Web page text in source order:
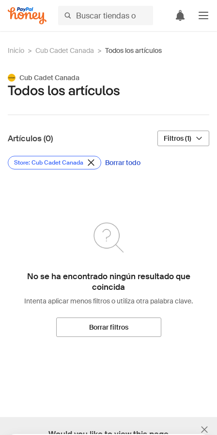
Inicio > Cub Cadet Canada > Todos los artículos
Cub Cadet Canada
Todos los artículos
Artículos (0) Filtros (1)
Store: Cub Cadet Canada Borrar todo
No se ha encontrado ningún resultado que
coincida
Intenta aplicar menos filtros o utiliza otra palabra clave.
Borrar filtros